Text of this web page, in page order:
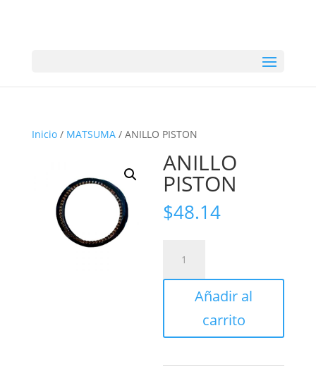
Inicio/ MATSUMA/ ANILLO PISTON
ANILLO
PISTON
$48.14
PISTON
cantidad
Añadir al
carrito